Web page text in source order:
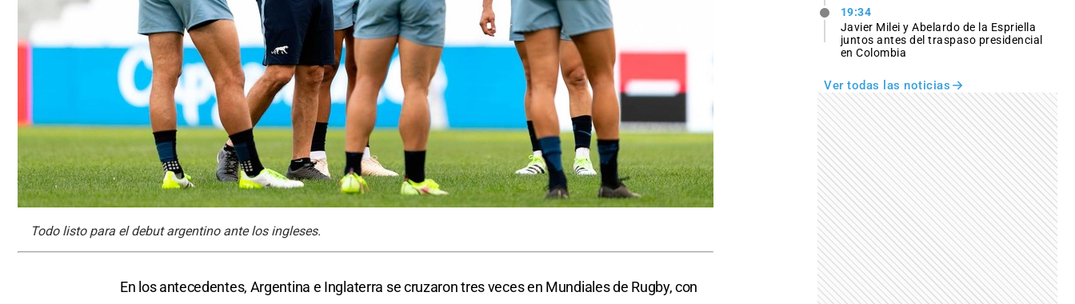
Todo listo para el debut argentino ante los ingleses.
En los antecedentes, Argentina e Inglaterra se cruzaron tres veces en Mundiales de Rugby, con
19:34
Javier Milei y Abelardo de la Espriella
juntos antes del traspaso presidencial
en Colombia
Ver todas las noticias